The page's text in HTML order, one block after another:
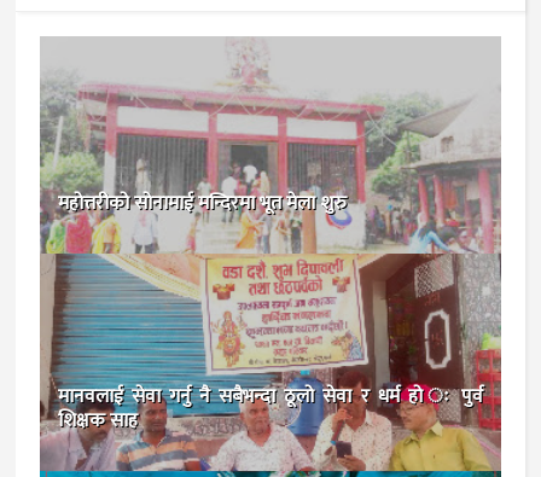
महोत्तरीको सोनामाई मन्दिरमा भूत मेला शुरु
मानवलाई सेवा गर्नु नै सबैभन्दा ठूलो सेवा र धर्म हो ः पुर्व
शिक्षक साह